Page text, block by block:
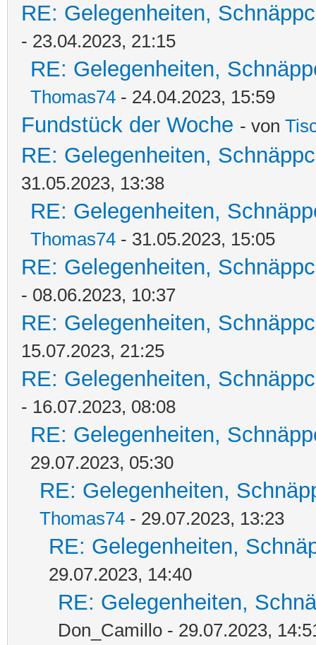
RE: Gelegenheiten,
- 23.04.2023, 21:15
RE: Gelegenheiten,
Thomas74 - 24.04.2023, 15:59
Fundstück der Woche - von
RE: Gelegenheiten,
31.05.2023, 13:38
RE: Gelegenheiten,
Thomas74 - 31.05.2023, 15:05
RE: Gelegenheiten,
- 08.06.2023, 10:37
RE: Gelegenheiten,
15.07.2023, 21:25
RE: Gelegenheiten,
- 16.07.2023, 08:08
RE: Gelegenheiten,
29.07.2023, 05:30
RE: Gelegenheiten,
Thomas74 - 29.07.2023, 13:23
RE: Gelegenheiten,
29.07.2023, 14:40
RE: Gelegenheiten,
Don_Camillo - 29.07.2023,